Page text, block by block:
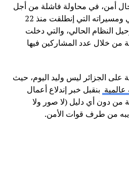
أمن، في محاولة فاشلة من أجل
تشويه حراك الجزائر الشعبي ومسيراته التي إنطلقت منذ 22
النظام الحالي، والتي دخلت
من خلال عدد المشاركين فيها
على الجزائر ليس وليد اليوم، حيث
بنقبل خبر إندلاع أعمال
من دون أي دليل (لا صور ولا
من طرف قوات الأمن.